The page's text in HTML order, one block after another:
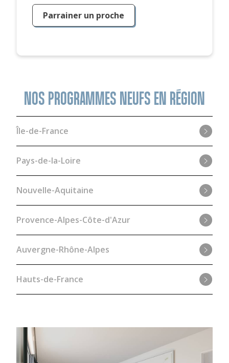
Parrainer un proche
NOS PROGRAMMES NEUFS EN RÉGION
Île-de-France
Pays-de-la-Loire
Nouvelle-Aquitaine
Provence-Alpes-Côte-d'Azur
Auvergne-Rhône-Alpes
Hauts-de-France